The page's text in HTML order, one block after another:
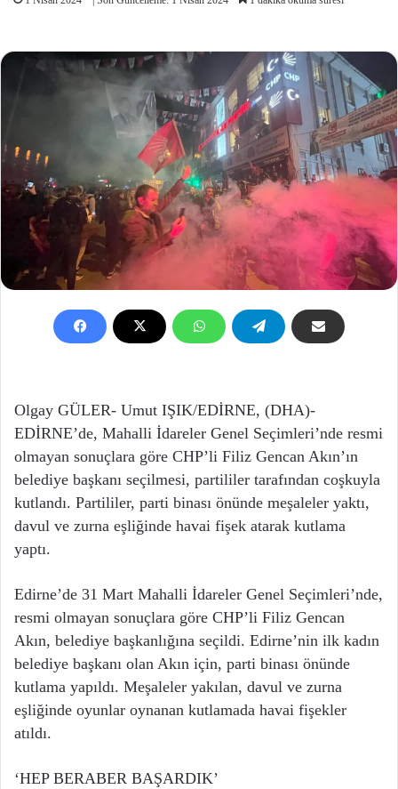
Olgay GÜLER- Umut IŞIK/EDİRNE, (DHA)-
EDİRNE’de, Mahalli İdareler Genel Seçimleri’nde resmi
olmayan sonuçlara göre CHP’li Filiz Gencan Akın’ın
belediye başkanı seçilmesi, partililer tarafından coşkuyla
kutlandı. Partililer, parti binası önünde meşaleler yaktı,
davul ve zurna eşliğinde havai fişek atarak kutlama
yaptı.
Edirne’de 31 Mart Mahalli İdareler Genel Seçimleri’nde,
resmi olmayan sonuçlara göre CHP’li Filiz Gencan
Akın, belediye başkanlığına seçildi. Edirne’nin ilk kadın
belediye başkanı olan Akın için, parti binası önünde
kutlama yapıldı. Meşaleler yakılan, davul ve zurna
eşliğinde oyunlar oynanan kutlamada havai fişekler
atıldı.
‘HEP BERABER BAŞARDIK’